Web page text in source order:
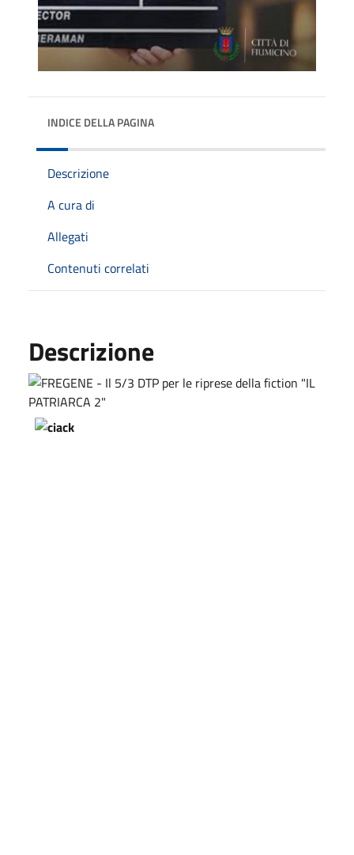
INDICE DELLA PAGINA
Descrizione
A cura di
Allegati
Contenuti correlati
Descrizione